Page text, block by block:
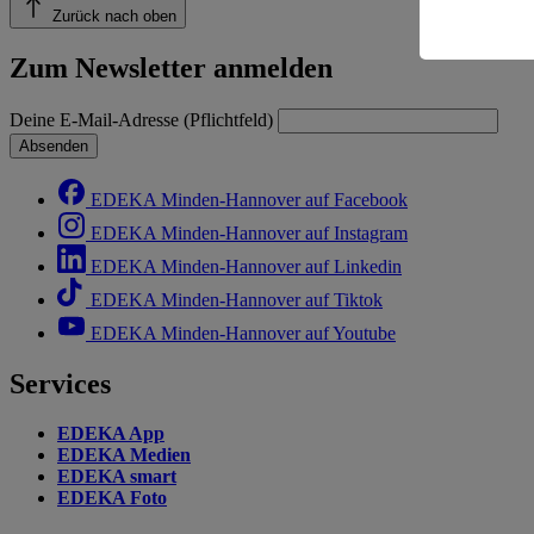
Zurück nach oben
Zum Newsletter anmelden
Deine E-Mail-Adresse (Pflichtfeld)
Absenden
EDEKA Minden-Hannover auf Facebook
EDEKA Minden-Hannover auf Instagram
EDEKA Minden-Hannover auf Linkedin
EDEKA Minden-Hannover auf Tiktok
EDEKA Minden-Hannover auf Youtube
Services
EDEKA App
EDEKA Medien
EDEKA smart
EDEKA Foto